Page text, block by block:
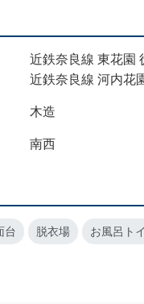
近鉄奈良線 東花園
近鉄奈良線 河内花
木造
南西
台 脱衣場 お風呂ト